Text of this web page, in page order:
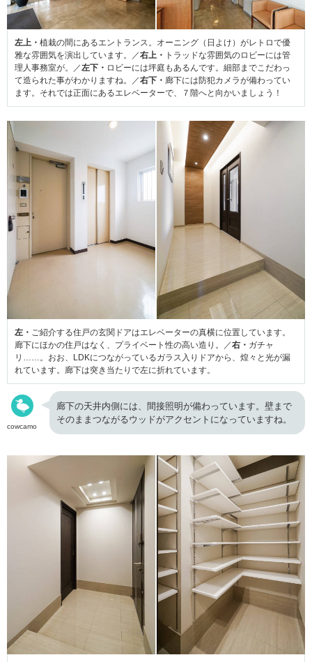
左上・ 植栽の間にあるエントランス。オーニング（日よけ）がレトロで優
雅な雰囲気を演出しています。／右上・ トラッドな雰囲気のロビーには管
理人事務室が。／左下・ ロビーには坪庭もあるんです。細部までこだわっ
て造られた事がわかりますね。／右下・ 廊下には防犯カメラが備わってい
ます。それでは正面にあるエレベーターで、７階へと向かいましょう！
左・ ご紹介する住戸の玄関ドアはエレベーターの真横に位置しています。
廊下にほかの住戸はなく、プライベート性の高い造り。／右・ ガチャ
リ……。おお、LDKにつながっているガラス入りドアから、煌々と光が漏
れています。廊下は突き当たりで左に折れています。
cowcamo
廊下の天井内側には、間接照明が備わっています。壁まで
そのままつながるウッドがアクセントになっていますね。